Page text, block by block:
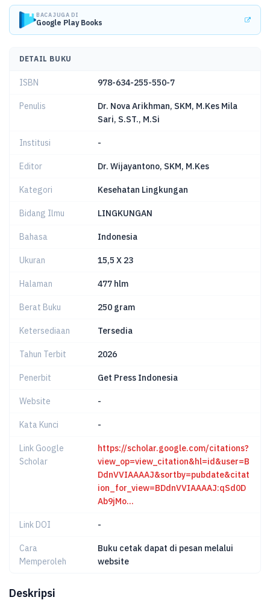
BACA JUGA DI
Google Play Books
DETAIL BUKU
ISBN 978-634-255-550-7
Penulis
Dr. Nova Arikhman, SKM, M.Kes Mila
Sari, S.ST., M.Si
Institusi -
Editor Dr. Wijayantono, SKM, M.Kes
Kategori Kesehatan Lingkungan
Bidang Ilmu LINGKUNGAN
Bahasa Indonesia
Ukuran 15,5 X 23
Halaman 477 hlm
Berat Buku 250 gram
Ketersediaan Tersedia
Tahun Terbit 2026
Penerbit Get Press Indonesia
Website -
Kata Kunci -
Link Google
Scholar
https://scholar.google.com/citations?
view_op=view_citation&hl=id&user=B
DdnVVIAAAAJ&sortby=pubdate&citat
ion_for_view=BDdnVVIAAAAJ:qSd0D
Ab9jMo...
Link DOI -
Cara
Memperoleh
Buku cetak dapat di pesan melalui
website
Deskripsi